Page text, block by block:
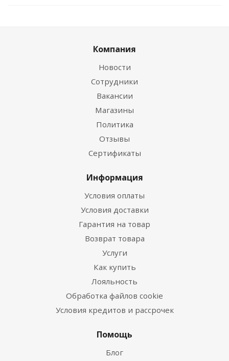
Компания
Новости
Сотрудники
Вакансии
Магазины
Политика
Отзывы
Сертификаты
Информация
Условия оплаты
Условия доставки
Гарантия на товар
Возврат товара
Услуги
Как купить
Лояльность
Обработка файлов cookie
Условия кредитов и рассрочек
Помощь
Блог